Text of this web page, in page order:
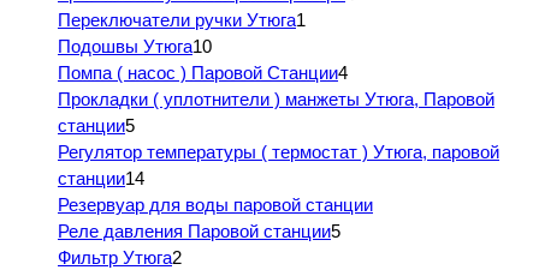
Переключатели ручки Утюга1
Подошвы Утюга10
Помпа ( насос ) Паровой Станции4
Прокладки ( уплотнители ) манжеты Утюга, Паровой
станции5
Регулятор температуры ( термостат ) Утюга, паровой
станции14
Резервуар для воды паровой станции
Реле давления Паровой станции5
Фильтр Утюга2